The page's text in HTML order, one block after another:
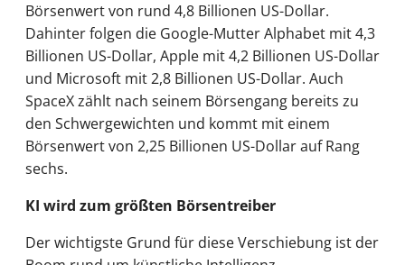
Börsenwert von rund 4,8 Billionen US-Dollar.
Dahinter folgen die Google-Mutter Alphabet mit 4,3
Billionen US-Dollar, Apple mit 4,2 Billionen US-Dollar
und Microsoft mit 2,8 Billionen US-Dollar. Auch
SpaceX zählt nach seinem Börsengang bereits zu
den Schwergewichten und kommt mit einem
Börsenwert von 2,25 Billionen US-Dollar auf Rang
sechs.
KI wird zum größten Börsentreiber
Der wichtigste Grund für diese Verschiebung ist der